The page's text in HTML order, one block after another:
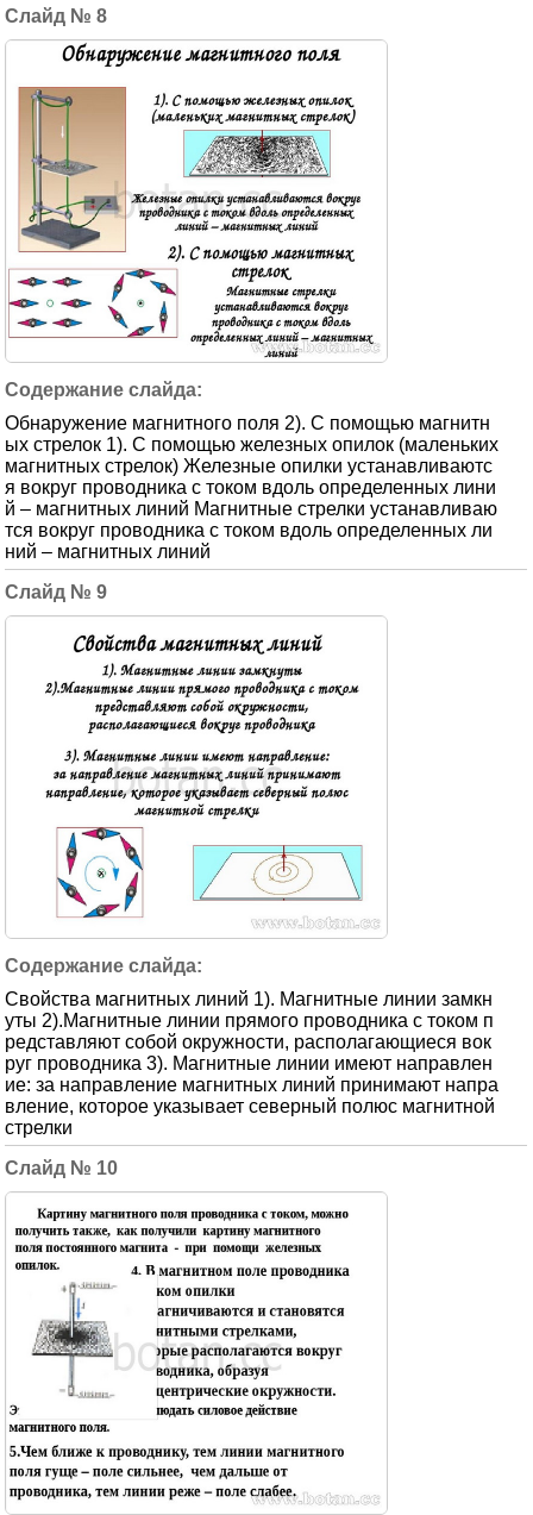
8
Обнаружение магнитного поля 2). С помощью магнитн
ых стрелок 1). С помощью железных опилок (маленьких
магнитных стрелок) Железные опилки устанавливаютс
я вокруг проводника с током вдоль определенных лини
й – магнитных линий Магнитные стрелки устанавливаю
тся вокруг проводника с током вдоль определенных ли
ний – магнитных линий
9
Свойства магнитных линий 1). Магнитные линии замкн
уты 2).Магнитные линии прямого проводника с током п
редставляют собой окружности, располагающиеся вок
руг проводника 3). Магнитные линии имеют направлен
ие: за направление магнитных линий принимают напра
вление, которое указывает северный полюс магнитной
стрелки
10